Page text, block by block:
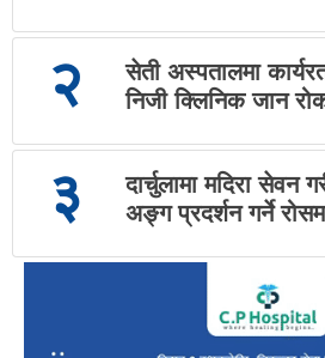
२
सेती अस्पतालमा
निजी क्लिनिक जान
३
दार्चुलामा मदिरा सेवन
अङ्ग प्रदर्शन गर्ने